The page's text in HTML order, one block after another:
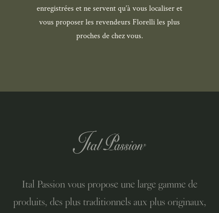
enregistrées et ne servent qu’à vous localiser et
vous proposer les revendeurs Florelli les plus
proches de chez vous.
Ital Passion vous propose une large gamme de
produits, des plus traditionnels aux plus originaux,